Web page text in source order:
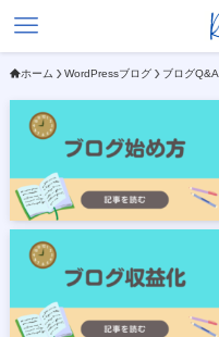
ホーム WordPressブログ ブログQ&A